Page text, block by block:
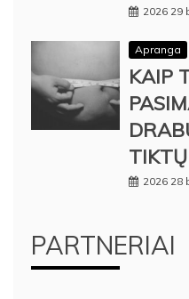
2026 29
Apranga
KAIP
TIKTŲ
2026 28
PARTNERIAI